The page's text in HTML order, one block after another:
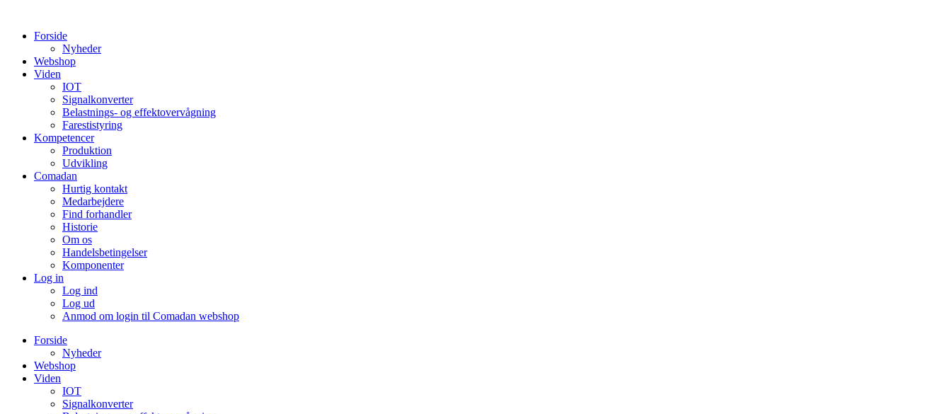
indholdForside
Nyheder
Webshop
Viden
IOT
Signalkonverter
Belastnings- og effektovervågning
Farestistyring
Kompetencer
Produktion
Udvikling
Comadan
Hurtig kontakt
Medarbejdere
Find forhandler
Historie
Om os
Handelsbetingelser
Komponenter
Log in
Log ind
Log ud
Anmod om login til Comadan webshop
Forside
Nyheder
Webshop
Viden
IOT
Signalkonverter